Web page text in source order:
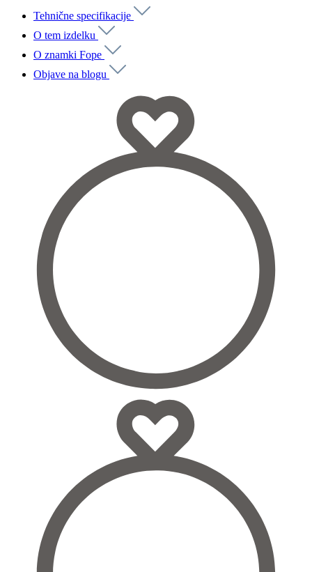
Tehnične specifikacije
O tem izdelku
O znamki Fope
Objave na blogu